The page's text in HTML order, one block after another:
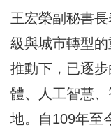
王宏榮副秘書
級與城市轉型
推動下，已逐
體、人工智慧
地。自109年至